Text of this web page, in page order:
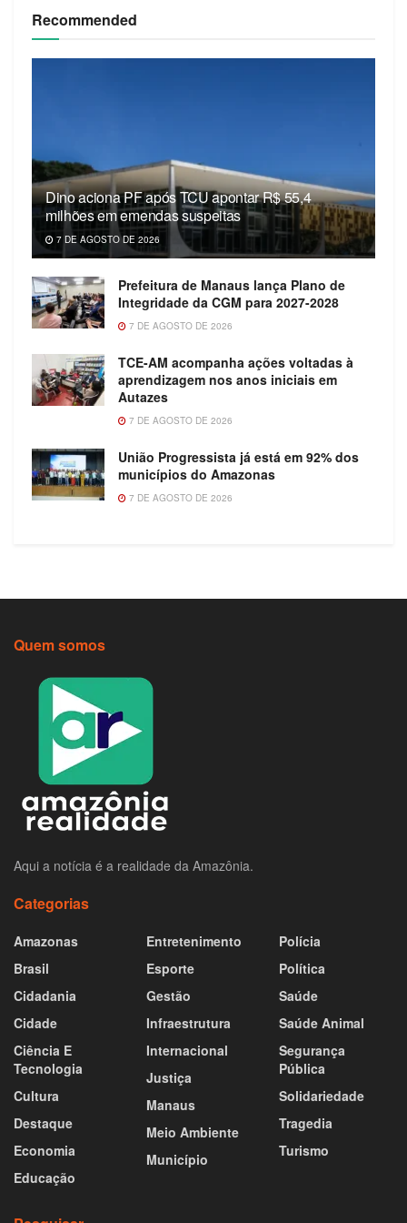
Recommended
Dino aciona PF após TCU apontar R$ 55,4
milhões em emendas suspeitas
7 DE AGOSTO DE 2026
Prefeitura de Manaus lança Plano de
Integridade da CGM para 2027-2028
7 DE AGOSTO DE 2026
TCE-AM acompanha ações voltadas à
aprendizagem nos anos iniciais em
Autazes
7 DE AGOSTO DE 2026
União Progressista já está em 92% dos
municípios do Amazonas
7 DE AGOSTO DE 2026
Quem somos
Aqui a notícia é a realidade da Amazônia.
Categorias
Amazonas
Brasil
Cidadania
Cidade
Ciência E
Tecnologia
Cultura
Destaque
Economia
Educação
Entretenimento
Esporte
Gestão
Infraestrutura
Internacional
Justiça
Manaus
Meio Ambiente
Município
Polícia
Política
Saúde
Saúde Animal
Segurança
Pública
Solidariedade
Tragedia
Turismo